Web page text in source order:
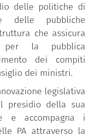
delle politiche di
delle pubbliche
che assicura
la pubblica
dei compiti
dei ministri.
legislativa
presidio della sua
e accompagna i
PA attraverso la